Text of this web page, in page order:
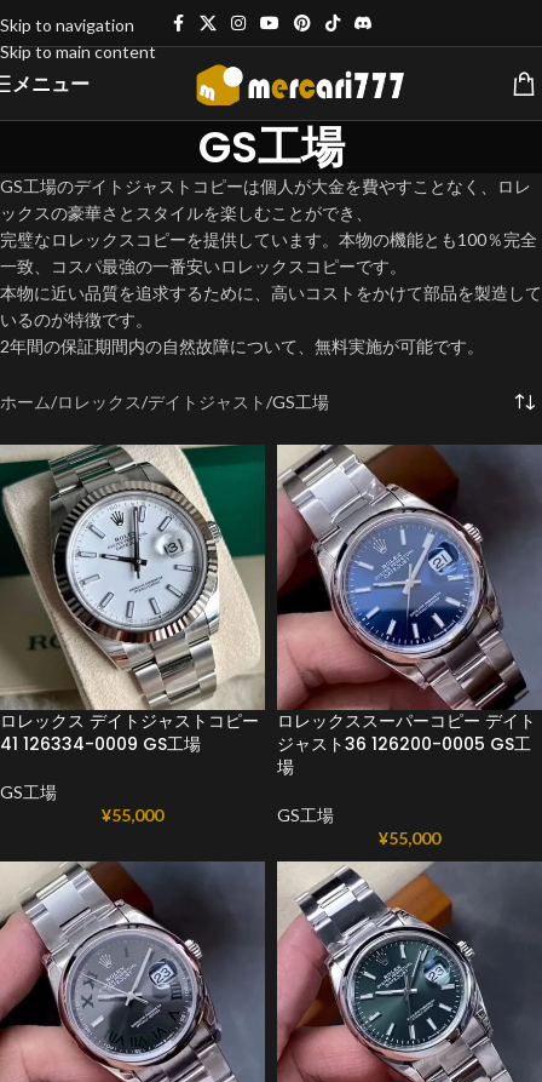
Skip to navigation
Skip to main content
メニュー
GS工場
GS工場のデイトジャストコピーは個人が大金を費やすことなく、ロレ
ックスの豪華さとスタイルを楽しむことができ、
完璧なロレックスコピーを提供しています。本物の機能とも100％完全
一致、コスパ最強の一番安いロレックスコピーです。
本物に近い品質を追求するために、高いコストをかけて部品を製造して
いるのが特徴です。
2年間の保証期間内の自然故障について、無料実施が可能です。
ホーム ロレックス デイトジャスト GS工場
ロレックス デイトジャストコピー
41 126334-0009 GS工場
GS工場
¥55,000
ロレックススーパーコピー デイト
ジャスト36 126200-0005 GS工
場
GS工場
¥55,000